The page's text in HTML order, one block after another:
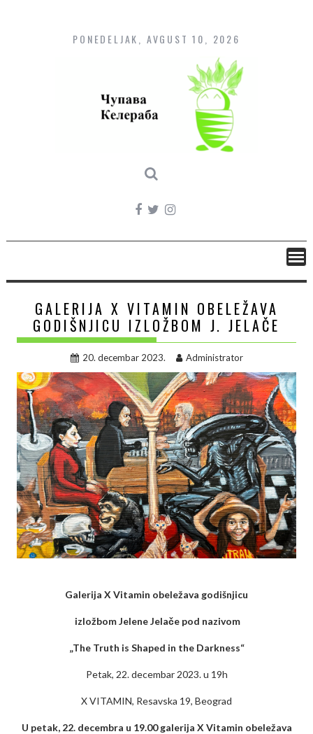
content
PONEDELJAK, AVGUST 10, 2026
GALERIJA X VITAMIN OBELEŽAVA
GODIŠNJICU IZLOŽBOM J. JELAČE
20. decembar 2023. Administrator
Galerija X Vitamin obeležava godišnjicu
izložbom Jelene Jelače pod nazivom
„The Truth is Shaped in the Darkness“
Petak, 22. decembar 2023. u 19h
X VITAMIN, Resavska 19, Beograd
U petak, 22. decembra u 19.00 galerija X Vitamin obeležava